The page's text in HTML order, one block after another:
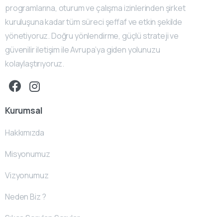
programlarına, oturum ve çalışma izinlerinden şirket
kuruluşuna kadar tüm süreci şeffaf ve etkin şekilde
yönetiyoruz. Doğru yönlendirme, güçlü strateji ve
güvenilir iletişim ile Avrupa’ya giden yolunuzu
kolaylaştırıyoruz.
Kurumsal
Hakkımızda
Misyonumuz
Vizyonumuz
Neden Biz ?